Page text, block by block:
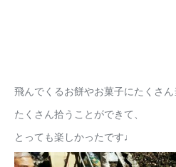
飛んでくるお餅やお菓子にたくさん
たくさん拾うことができて、
とっても楽しかったです♩